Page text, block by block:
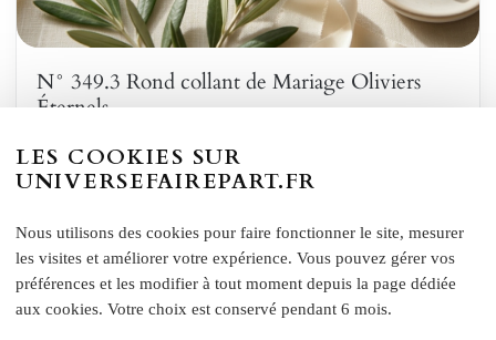
N° 349.3 Rond collant de Mariage Oliviers
Éternels
Déc 20, 2024 — par
touche de sophistication à vos invitations avec ce rond collant de
mariage assorti au thème Oliviers Éternels. Parfait pour sceller vos
enveloppes ou personnaliser vos accessoires, ce sticker incarne
l’élégance naturelle et la symbolique de l’olivier. Description du
LES COOKIES SUR
UNIVERSEFAIREPART.FR
Nous utilisons des cookies pour faire fonctionner le site, mesurer
les visites et améliorer votre expérience. Vous pouvez gérer vos
préférences et les modifier à tout moment depuis la page dédiée
aux cookies. Votre choix est conservé pendant 6 mois.